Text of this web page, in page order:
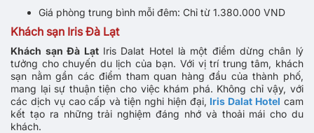
Giá phòng trung bình mỗi đêm: Chỉ từ 1.380.000 VND
Khách sạn Iris Đà Lạt
Khách sạn Đà Lạt Iris Dalat Hotel là một điểm dừng chân lý
tưởng cho chuyến du lịch của bạn. Với vị trí trung tâm, khách
sạn nằm gần các điểm tham quan hàng đầu của thành phố,
mang lại sự thuận tiện cho việc khám phá. Không chỉ vậy, với
các dịch vụ cao cấp và tiện nghi hiện đại, Iris Dalat Hotel cam
kết tạo ra những trải nghiệm đáng nhớ và thoải mái cho du
khách.